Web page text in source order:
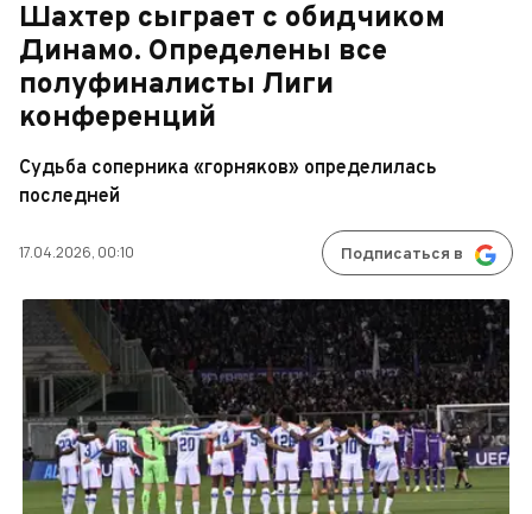
Шахтер сыграет с обидчиком
Динамо. Определены все
полуфиналисты Лиги
конференций
Судьба соперника «горняков» определилась
последней
17.04.2026, 00:10 Подписаться в